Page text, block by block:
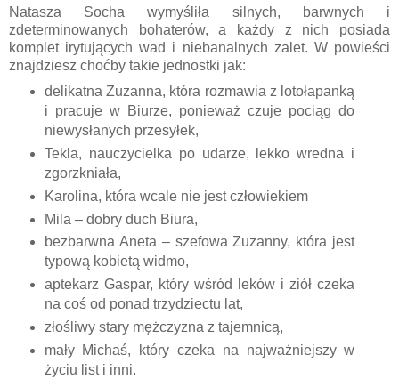
Natasza Socha wymyśliła silnych, barwnych i
zdeterminowanych bohaterów, a każdy z nich posiada
komplet irytujących wad i niebanalnych zalet. W powieści
znajdziesz choćby takie jednostki jak:
delikatna Zuzanna, która rozmawia z lotołapanką
i pracuje w Biurze, ponieważ czuje pociąg do
niewysłanych przesyłek,
Tekla, nauczycielka po udarze, lekko wredna i
zgorzkniała,
Karolina, która wcale nie jest człowiekiem
Mila – dobry duch Biura,
bezbarwna Aneta – szefowa Zuzanny, która jest
typową kobietą widmo,
aptekarz Gaspar, który wśród leków i ziół czeka
na coś od ponad trzydziectu lat,
złośliwy stary mężczyzna z tajemnicą,
mały Michaś, który czeka na najważniejszy w
życiu list i inni.